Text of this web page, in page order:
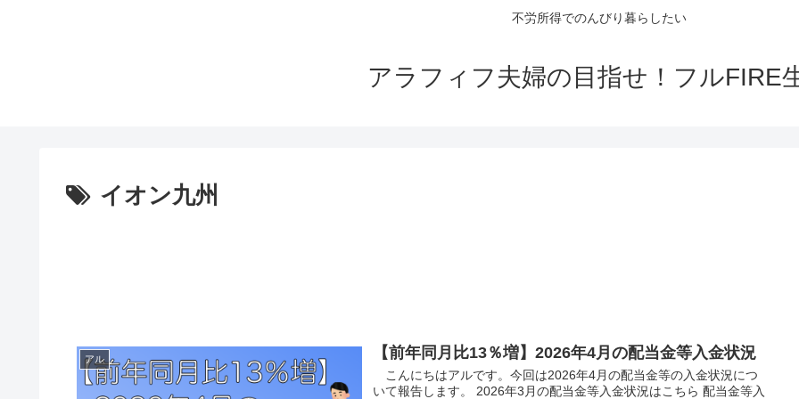
不労所得でのんびり暮らしたい
アラフィフ夫婦の目指せ！フルFIRE
イオン九州
アル 【前年同月比13％増】2026年4月の配当金等入金状況
こんにちはアルです。今回は2026年4月の配当金等の入金状況につ
いて報告します。 2026年3月の配当金等入金状況はこちら 配当金等入